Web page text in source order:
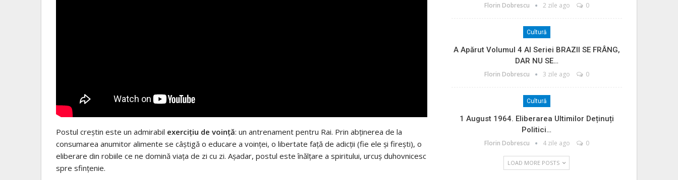
Postul creştin este un admirabil exerciţiu de voinţă: un antrenament pentru Rai. Prin abţinerea de la
consumarea anumitor alimente se câştigă o educare a voinţei, o libertate faţă de adicţii (fie ele şi fireşti), o
eliberare din robiile ce ne domină viaţa de zi cu zi. Aşadar, postul este înălţare a spiritului, urcuş duhovnicesc
spre sfinţenie.
Florin Dobrescu 2 zile ago 0
Cultură
A Apărut Volumul 4 Al Seriei BRAZII SE FRÂNG,
DAR NU SE…
Florin Dobrescu 3 zile ago 0
Cultură
1 August 1964. Eliberarea Ultimilor Deținuți
Politici…
Florin Dobrescu 4 zile ago 0
LOAD MORE POSTS